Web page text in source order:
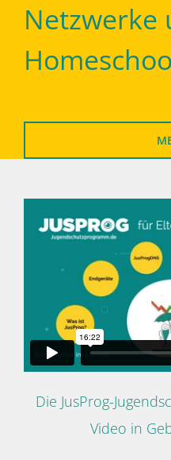
Netzwerke
Die JusProg-
Video in